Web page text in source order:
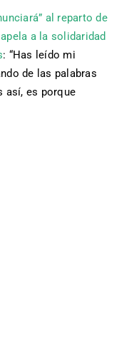
al reparto de
a la solidaridad
: “Has leído mi
de las palabras
así, es porque